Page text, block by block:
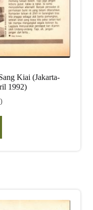
Kiai (Jakarta-
1992)